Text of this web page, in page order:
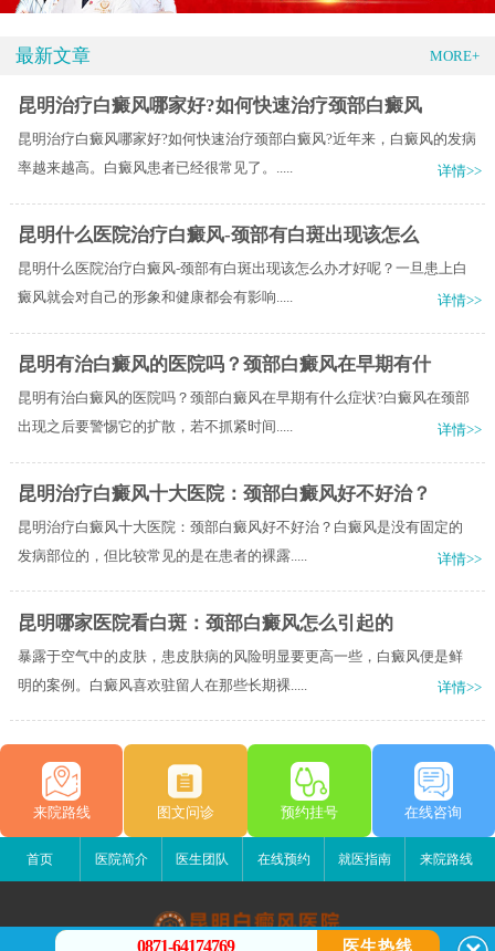
最新文章 MORE+
昆明治疗白癜风哪家好?如何快速治疗颈部白癜风
昆明治疗白癜风哪家好?如何快速治疗颈部白癜风?近年来，白癜风的发病
率越来越高。白癜风患者已经很常见了。.....
详情>>
昆明什么医院治疗白癜风-颈部有白斑出现该怎么
昆明什么医院治疗白癜风-颈部有白斑出现该怎么办才好呢？一旦患上白
癜风就会对自己的形象和健康都会有影响.....
详情>>
昆明有治白癜风的医院吗？颈部白癜风在早期有什
昆明有治白癜风的医院吗？颈部白癜风在早期有什么症状?白癜风在颈部
出现之后要警惕它的扩散，若不抓紧时间.....
详情>>
昆明治疗白癜风十大医院：颈部白癜风好不好治？
昆明治疗白癜风十大医院：颈部白癜风好不好治？白癜风是没有固定的
发病部位的，但比较常见的是在患者的裸露.....
详情>>
昆明哪家医院看白斑：颈部白癜风怎么引起的
暴露于空气中的皮肤，患皮肤病的风险明显要更高一些，白癜风便是鲜
明的案例。白癜风喜欢驻留人在那些长期裸.....
详情>>
来院路线 图文问诊 预约挂号 在线咨询
首页 医院简介 医生团队 在线预约 就医指南 来院路线
0871-64174769 医生热线